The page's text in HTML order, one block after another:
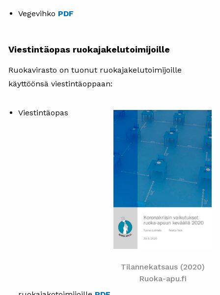
Vegevihko PDF
Viestintäopas ruokajakelutoimijoille
Ruokavirasto on tuonut ruokajakelutoimijoille
käyttöönsä viestintäoppaan:
Tilannekatsaus (2020)
Ruoka-apu.fi
Viestintäopas